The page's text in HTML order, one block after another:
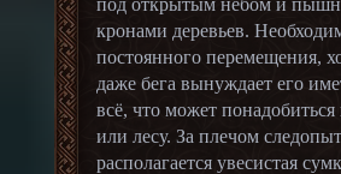
кронами деревьев.
постоянного перемещения,
даже бега вынуждает его
всё, что может понадобиться
или лесу. За плечом
располагается увесистая